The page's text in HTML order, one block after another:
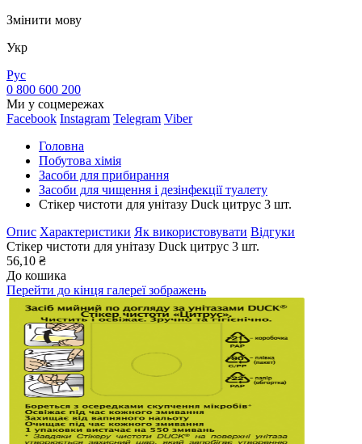
Змінити мову
Укр
Рус
0 800 600 200
Ми у соцмережах
Facebook Instagram Telegram Viber
Головна
Побутова хімія
Засоби для прибирання
Засоби для чищення і дезінфекції туалету
Стікер чистоти для унітазу Duck цитрус 3 шт.
Опис Характеристики Як використовувати Відгуки
Стікер чистоти для унітазу Duck цитрус 3 шт.
56,10 ₴
До кошика
Перейти до кінця галереї зображень